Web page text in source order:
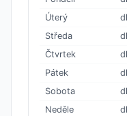
Úterý
Středa
Čtvrtek
Pátek
Sobota
Neděle